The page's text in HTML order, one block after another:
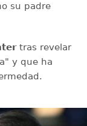
su padre
tras revelar
y que ha